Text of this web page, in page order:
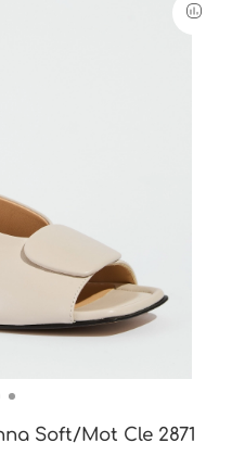
Soft/Mot Cle 2871